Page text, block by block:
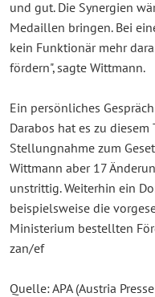
und gut. Die Synergien
Medaillen bringen. Bei
kein Funktionär mehr
fördern", sagte Wittmann.
Ein persönliches
Darabos hat es zu
Stellungnahme zum
Wittmann aber 17
unstrittig. Weiterhin ein
beispielsweise die
Ministerium bestellten
zan/ef
Quelle: APA (Austria